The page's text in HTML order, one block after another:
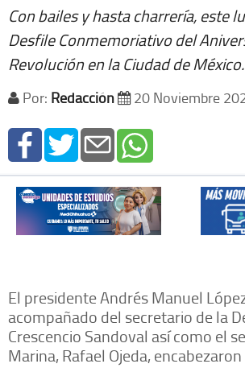
Con bailes y hasta charrería, este
Desfile Conmemoriativo del
Revolución en la Ciudad de México.
Por: Redacción 20 Noviembre
El presidente Andrés Manuel
acompañado del secretario de la
Crescencio Sandoval así como el
Marina, Rafael Ojeda,